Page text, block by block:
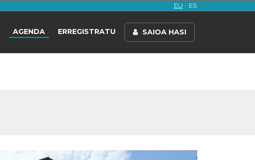
EU ES
AGENDA ERREGISTRATU SAIOA HASI